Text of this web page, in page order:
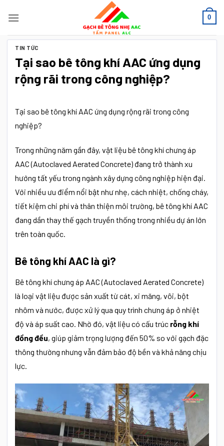
qua
nội
0
TIN TỨC
Tại sao bê tông khí AAC ứng dụng
rộng rãi trong công nghiệp?
Tại sao bê tông khí AAC ứng dụng rộng rãi trong công
nghiệp?
Trong những năm gần đây, vật liệu bê tông khí chưng áp
AAC (Autoclaved Aerated Concrete) đang trở thành xu
hướng tất yếu trong ngành xây dựng công nghiệp hiện đại.
Với nhiều ưu điểm nổi bật như nhẹ, cách nhiệt, chống cháy,
tiết kiệm chi phí và thân thiện môi trường, bê tông khí AAC
đang dần thay thế gạch truyền thống trong nhiều dự án lớn
trên toàn quốc.
Bê tông khí AAC là gì?
Bê tông khí chưng áp AAC (Autoclaved Aerated Concrete)
là loại vật liệu được sản xuất từ cát, xi măng, vôi, bột
nhôm và nước, được xử lý qua quy trình chưng áp ở nhiệt
độ và áp suất cao. Nhờ đó, vật liệu có cấu trúc rỗng khí
đồng đều, giúp giảm trọng lượng đến 50% so với gạch đặc
thông thường nhưng vẫn đảm bảo độ bền và khả năng chịu
lực.